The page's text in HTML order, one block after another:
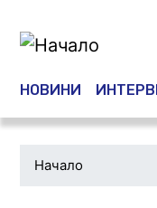
Main
НОВИНИ
Начало